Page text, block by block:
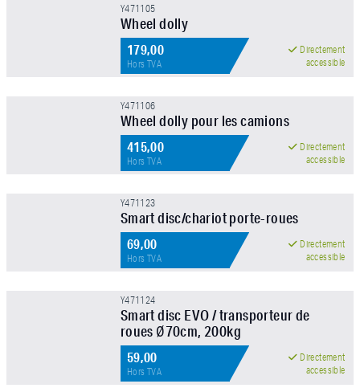
Y471105
Wheel dolly
179,00
Hors TVA
Directement
accessible
Y471106
Wheel dolly pour les camions
415,00
Hors TVA
Directement
accessible
Y471123
Smart disc/chariot porte-roues
69,00
Hors TVA
Directement
accessible
Y471124
Smart disc EVO / transporteur de
roues Ø70cm, 200kg
59,00
Hors TVA
Directement
accessible